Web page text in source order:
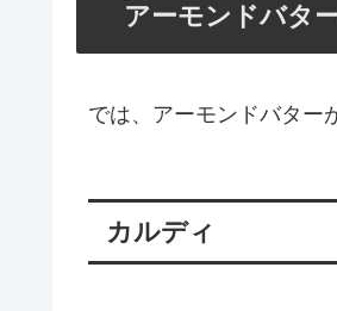
アーモンドバタ
では、アーモンドバター
カルディ